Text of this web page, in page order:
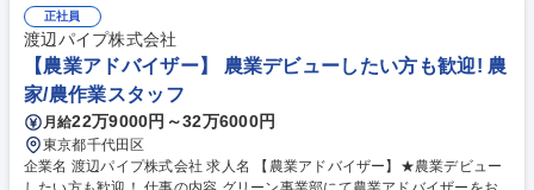
プランナー/リーダー】『ポケットモンスター』シリーズ
正社員
渡辺パイプ株式会社
【農業アドバイザー】 農業デビューしたい方も歓迎! 農
家/農作業スタッフ
月給22万9000円～32万6000円
東京都千代田区
企業名 渡辺パイプ株式会社 求人名 【農業アドバイザー】★農業デビュー